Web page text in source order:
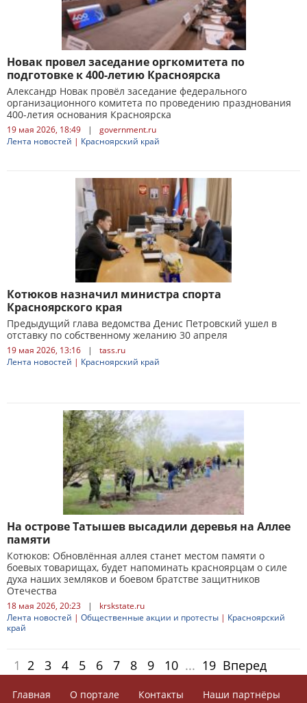
Новак провел заседание оргкомитета по
подготовке к 400-летию Красноярска
Александр Новак провёл заседание федерального
организационного комитета по проведению празднования
400-летия основания Красноярска
19 мая 2026, 18:49 |
government.ru
Лента новостей | Красноярский край
Котюков назначил министра спорта
Красноярского края
Предыдущий глава ведомства Денис Петровский ушел в
отставку по собственному желанию 30 апреля
19 мая 2026, 13:16 |
tass.ru
Лента новостей | Красноярский край
На острове Татышев высадили деревья на Аллее
памяти
Котюков: Обновлённая аллея станет местом памяти о
боевых товарищах, будет напоминать красноярцам о силе
духа наших земляков и боевом братстве защитников
Отечества
18 мая 2026, 20:23 |
krskstate.ru
Лента новостей | Общественные акции и протесты | Красноярский
край
1 2 3 4 5 6 7 8 9 10 ... 19 Вперед
Главная О портале Контакты Наши партнёры